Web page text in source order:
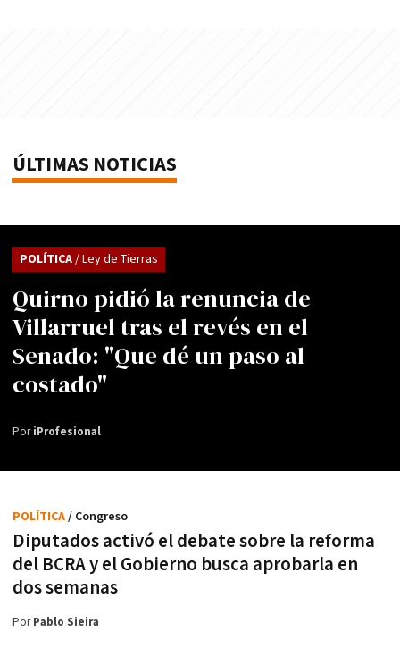
ÚLTIMAS NOTICIAS
Quirno pidió la renuncia de
Villarruel tras el revés en el
Senado: "Que dé un paso al
costado"
POLÍTICA/ Ley de Tierras
PoriProfesional
Diputados activó el debate sobre la reforma
del BCRA y el Gobierno busca aprobarla en
dos semanas
POLÍTICA/ Congreso
PorPablo Sieira